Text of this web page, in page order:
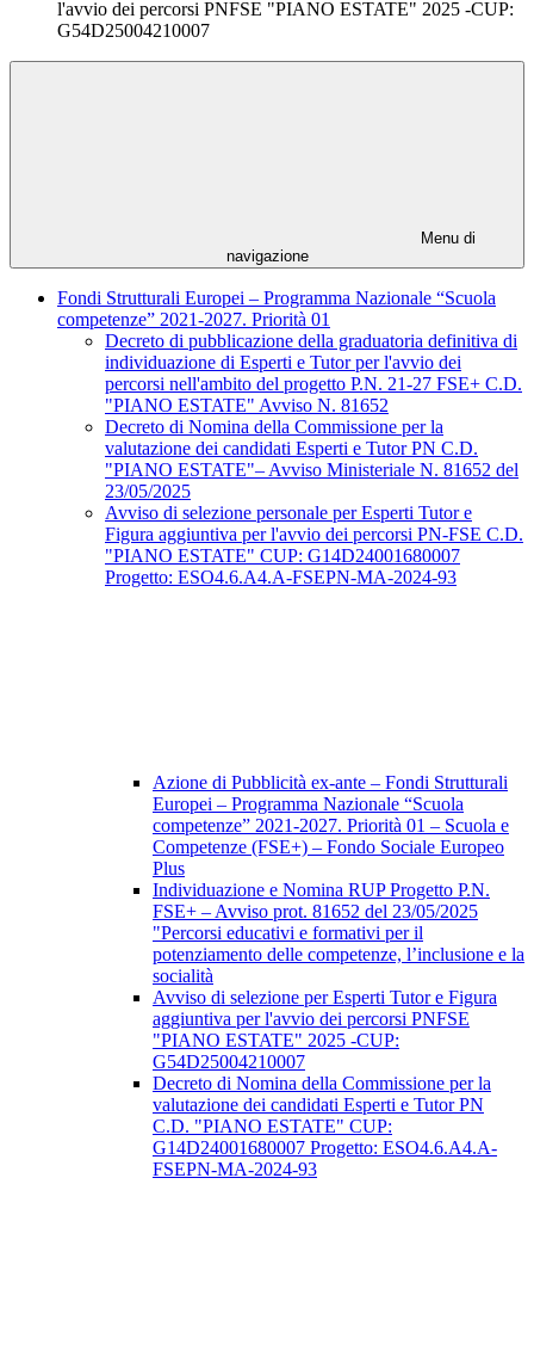
l'avvio dei percorsi PNFSE "PIANO ESTATE" 2025 -CUP:
G54D25004210007
Menu di
navigazione
Fondi Strutturali Europei – Programma Nazionale “Scuola
competenze” 2021-2027. Priorità 01
Decreto di pubblicazione della graduatoria definitiva di
individuazione di Esperti e Tutor per l'avvio dei
percorsi nell'ambito del progetto P.N. 21-27 FSE+ C.D.
"PIANO ESTATE" Avviso N. 81652
Decreto di Nomina della Commissione per la
valutazione dei candidati Esperti e Tutor PN C.D.
"PIANO ESTATE"– Avviso Ministeriale N. 81652 del
23/05/2025
Avviso di selezione personale per Esperti Tutor e
Figura aggiuntiva per l'avvio dei percorsi PN-FSE C.D.
"PIANO ESTATE" CUP: G14D24001680007
Progetto: ESO4.6.A4.A-FSEPN-MA-2024-93
Azione di Pubblicità ex-ante – Fondi Strutturali
Europei – Programma Nazionale “Scuola
competenze” 2021-2027. Priorità 01 – Scuola e
Competenze (FSE+) – Fondo Sociale Europeo
Plus
Individuazione e Nomina RUP Progetto P.N.
FSE+ – Avviso prot. 81652 del 23/05/2025
"Percorsi educativi e formativi per il
potenziamento delle competenze, l’inclusione e la
socialità
Avviso di selezione per Esperti Tutor e Figura
aggiuntiva per l'avvio dei percorsi PNFSE
"PIANO ESTATE" 2025 -CUP:
G54D25004210007
Decreto di Nomina della Commissione per la
valutazione dei candidati Esperti e Tutor PN
C.D. "PIANO ESTATE" CUP:
G14D24001680007 Progetto: ESO4.6.A4.A-
FSEPN-MA-2024-93